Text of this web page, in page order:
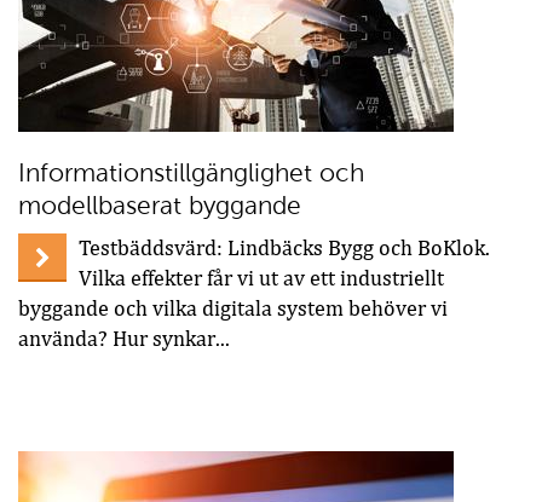
Informationstillgänglighet och
modellbaserat byggande
Testbäddsvärd: Lindbäcks Bygg och BoKlok.
Vilka effekter får vi ut av ett industriellt
byggande och vilka digitala system behöver vi
använda? Hur synkar...